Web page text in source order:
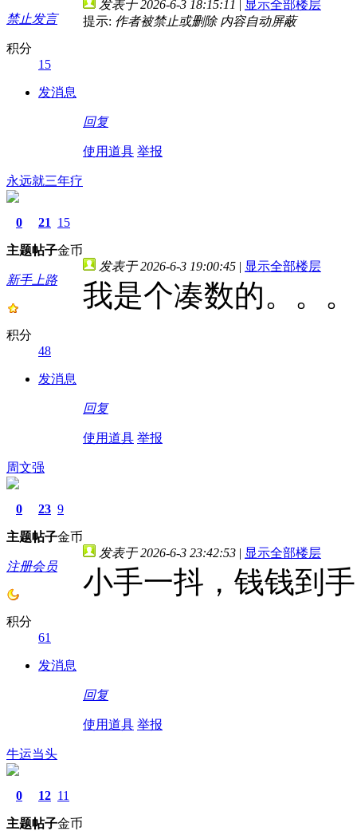
禁止发言
积分
15
发消息
发表于 2026-6-3 18:15:11
显示全部楼层
提示: 作者被禁止或删除 内容自动屏蔽
回复
使用道具 举报
永远就三年疗
0
主题
21
帖子
15
金币
新手上路
积分
48
发消息
发表于 2026-6-3 19:00:45 | 显示全部楼层
我是个凑数的。。。
回复
使用道具 举报
周文强
0
主题
23
帖子
9
金币
注册会员
积分
61
发消息
发表于 2026-6-3 23:42:53 | 显示全部楼层
小手一抖，钱钱到
回复
使用道具 举报
牛运当头
0
主题
12
帖子
11
金币